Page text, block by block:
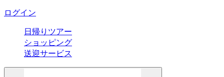
ログイン
日帰りツアー
ショッピング
送迎サービス